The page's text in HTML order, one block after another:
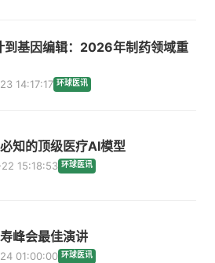
到基因编辑：2026年制药领域重
14:17:17 环球医讯
知的顶级医疗AI模型
15:18:53 环球医讯
峰会最佳演讲
01:00:00 环球医讯